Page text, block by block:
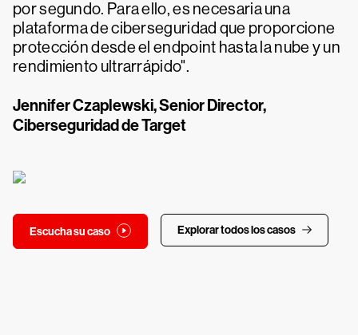
por segundo. Para ello, es necesaria una
plataforma de ciberseguridad que proporcione
protección desde el endpoint hasta la nube y un
rendimiento ultrarrápido".
Jennifer Czaplewski, Senior Director,
Ciberseguridad de Target
Escucha su caso Explorar todos los casos